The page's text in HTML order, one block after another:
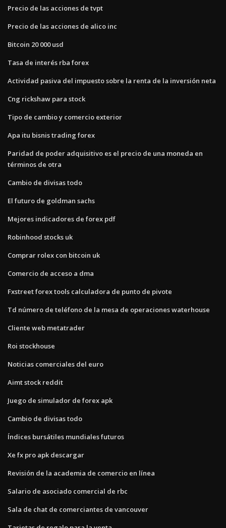
Precio de las acciones de tvpt
Precio de las acciones de alico inc
Bitcoin 20 000 usd
Tasa de interés rba forex
Actividad pasiva del impuesto sobre la renta de la inversión neta
Cng rickshaw para stock
Tipo de cambio y comercio exterior
Apa itu bisnis trading forex
Paridad de poder adquisitivo es el precio de una moneda en
términos de otra
Cambio de divisas todo
El futuro de goldman sachs
Mejores indicadores de forex pdf
Robinhood stocks uk
Comprar rolex con bitcoin uk
Comercio de acceso a dma
Fxstreet forex tools calculadora de punto de pivote
Td número de teléfono de la mesa de operaciones waterhouse
Cliente web metatrader
Roi stockhouse
Noticias comerciales del euro
Aimt stock reddit
Juego de simulador de forex apk
Cambio de divisas todo
Índices bursátiles mundiales futuros
Xe fx pro apk descargar
Revisión de la academia de comercio en línea
Salario de asociado comercial de rbc
Sala de chat de comerciantes de vancouver